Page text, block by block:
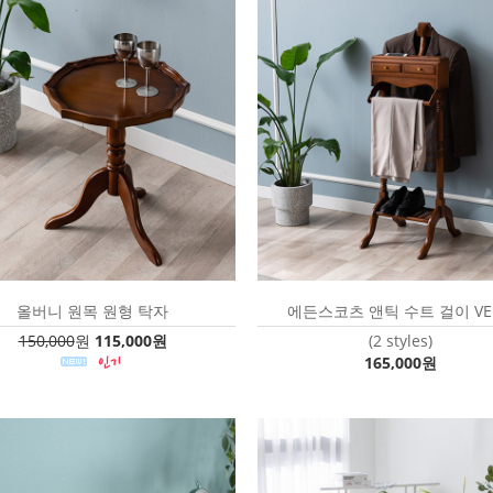
올버니 원목 원형 탁자
150,000원 115,000원
에든스코츠 앤틱 수트 걸이
(2 styles)
165,000원